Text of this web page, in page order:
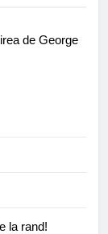
de George
la rand!